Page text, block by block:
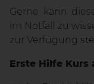
Gerne kann
im Notfall zu
zur Verfügung
Erste Hilfe Kurs